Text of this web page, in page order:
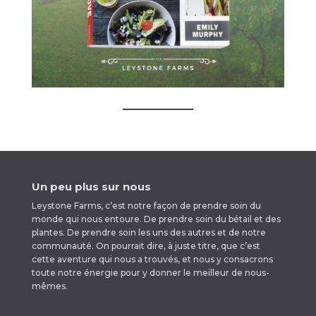
Un peu plus sur nous
Leystone Farms, c’est notre façon de prendre soin du
monde qui nous entoure. De prendre soin du bétail et des
plantes. De prendre soin les uns des autres et de notre
communauté. On pourrait dire, à juste titre, que c’est
cette aventure qui nous a trouvés, et nous y consacrons
toute notre énergie pour y donner le meilleur de nous-
mêmes.